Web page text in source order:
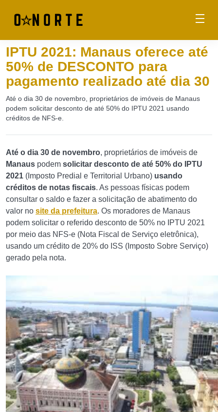
IPTU 2021: Manaus oferece até
50% de DESCONTO para
pagamento realizado até dia 30
Até o dia 30 de novembro, proprietários de imóveis de Manaus
podem solicitar desconto de até 50% do IPTU 2021 usando
créditos de NFS-e.
Até o dia 30 de novembro, proprietários de imóveis de
Manaus podem solicitar desconto de até 50% do IPTU
2021 (Imposto Predial e Territorial Urbano) usando
créditos de notas fiscais. As pessoas físicas podem
consultar o saldo e fazer a solicitação de abatimento do
valor no site da prefeitura. Os moradores de Manaus
podem solicitar o referido desconto de 50% no IPTU 2021
por meio das NFS-e (Nota Fiscal de Serviço eletrônica),
usando um crédito de 20% do ISS (Imposto Sobre Serviço)
gerado pela nota.